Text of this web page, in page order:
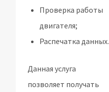
Проверка работы
двигателя;
Распечатка данных.
Данная услуга
позволяет получать